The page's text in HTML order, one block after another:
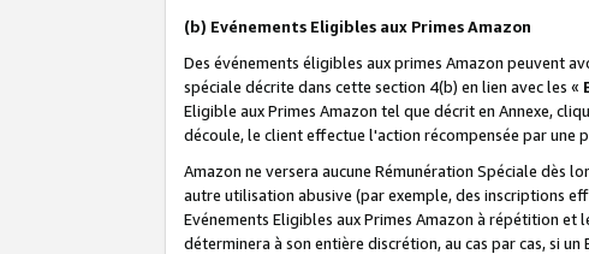
(b) Evénements Eligibles aux Primes Amazon
Des événements éligibles aux primes Amazon peuvent
spéciale décrite dans cette section 4(b) en lien avec les «
Eligible aux Primes Amazon tel que décrit en Annexe,
découle, le client effectue l'action récompensée par une
Amazon ne versera aucune Rémunération Spéciale dès
autre utilisation abusive (par exemple, des inscriptions
Evénements Eligibles aux Primes Amazon à répétition et
déterminera à son entière discrétion, au cas par cas, si